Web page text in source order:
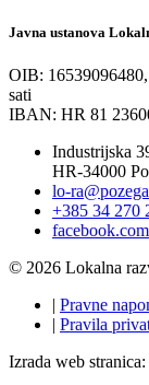
Javna ustanova
OIB:
sati
IBAN: HR 81
Industrijska
HR-34000
lo-
+385 34 270
© 2026 Lokalna
| Pravne
| Pravila
Izrada web stranica: